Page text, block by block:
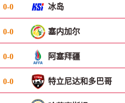
0-0 冰岛
0-0 塞内加尔
0-0 阿塞拜疆
0-0 特立尼达和多巴哥